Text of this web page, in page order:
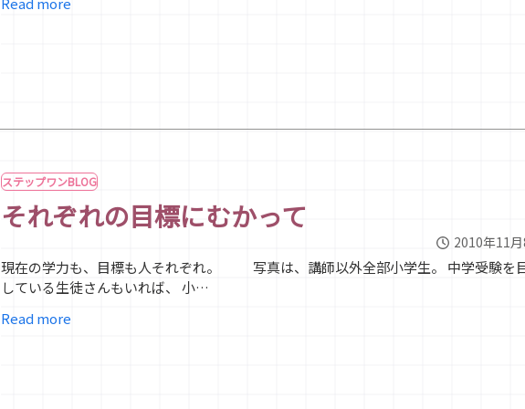
ステップワンBLOG
それぞれの目標にむかって
2010年11
現在の学力も、目標も人それぞれ。 写真は、講師以外全部小学生。 中学受験を
している生徒さんもいれば、 小…
Read more